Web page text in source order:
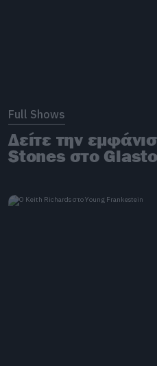
Full Shows
Δείτε την
Stones στο